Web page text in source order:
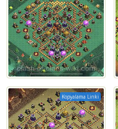
Kopyalama Linki